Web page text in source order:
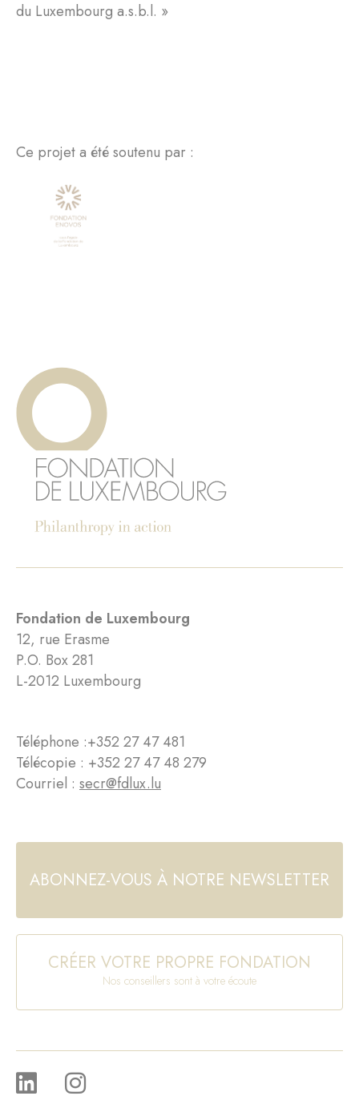
du Luxembourg a.s.b.l. »
Ce projet a été soutenu par :
Fondation de Luxembourg
12, rue Erasme
P.O. Box 281
L-2012 Luxembourg
Téléphone :+352 27 47 481
Télécopie : +352 27 47 48 279
Courriel : secr@fdlux.lu
ABONNEZ-VOUS À NOTRE NEWSLETTER
CRÉER VOTRE PROPRE FONDATION
Nos conseillers sont à votre écoute